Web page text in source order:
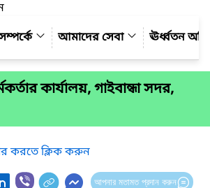
আমাদের সেবা ঊর্ধ্বতন
কার্যালয়, গাইবান্ধা সদর,
করতে ক্লিক করুন
আপনার মতামত প্রদান করুন